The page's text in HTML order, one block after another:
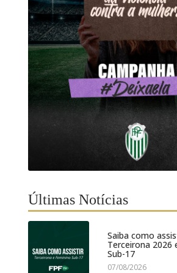
Últimas Notícias
Saiba como
Terceirona 2026
Sub-17
07/08/2026